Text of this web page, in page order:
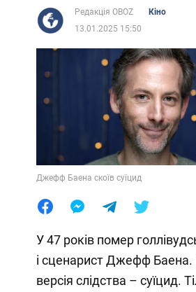
Редакція OBOZ
Кіно
13.01.2025 15:50
Джефф Баена скоїв суїцид
У 47 років помер
і сценарист Джефф
версія слідства – суїцид.